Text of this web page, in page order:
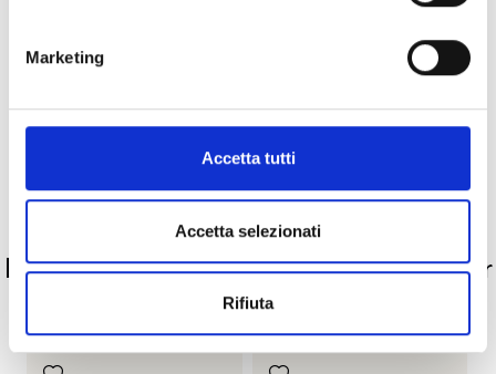
Marketing
Accetta tutti
Accetta selezionati
Rifiuta
Metalli
PRODOTTI SIMILI
La nostra selezione di prodotti scelti per
te